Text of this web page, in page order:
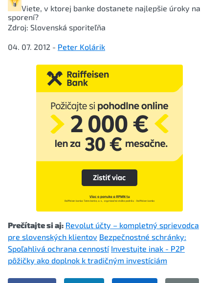
Viete, v ktorej banke dostanete najlepšie úroky na
sporení?
Zdroj: Slovenská sporiteľňa
04. 07. 2012 - Peter Kolárik
Prečítajte si aj: Revolut účty – kompletný sprievodca
pre slovenských klientov Bezpečnostné schránky:
Spoľahlivá ochrana cenností Investujte inak - P2P
pôžičky ako doplnok k tradičným investíciám